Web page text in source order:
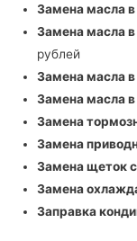
Заменамасла
Заменамасла
рублей
Замена масла
Замена масла
Замена
Замена
Замена щеток
Замена
Заправка